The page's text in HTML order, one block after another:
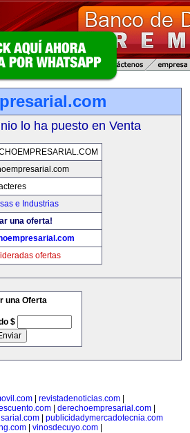
lo ha puesto en Venta
e Industrias
una oferta!
ofertas
una Oferta
$
revistadenoticias.com
derechoempresarial.com
publicidadymercadotecnia.com
vinosdecuyo.com